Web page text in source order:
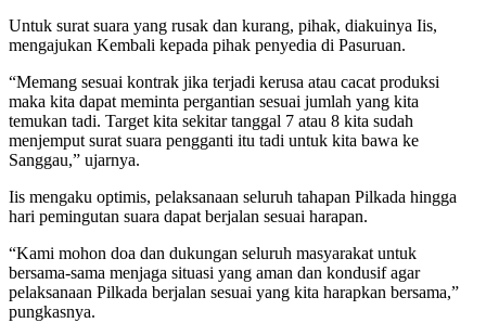
Untuk surat suara yang rusak dan kurang, pihak, diakuinya Iis,
mengajukan Kembali kepada pihak penyedia di Pasuruan.
“Memang sesuai kontrak jika terjadi kerusa atau cacat produksi
maka kita dapat meminta pergantian sesuai jumlah yang kita
temukan tadi. Target kita sekitar tanggal 7 atau 8 kita sudah
menjemput surat suara pengganti itu tadi untuk kita bawa ke
Sanggau,” ujarnya.
Iis mengaku optimis, pelaksanaan seluruh tahapan Pilkada hingga
hari pemingutan suara dapat berjalan sesuai harapan.
“Kami mohon doa dan dukungan seluruh masyarakat untuk
bersama-sama menjaga situasi yang aman dan kondusif agar
pelaksanaan Pilkada berjalan sesuai yang kita harapkan bersama,”
pungkasnya.